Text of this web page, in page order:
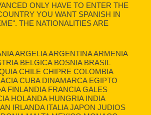
ONLY HAVE TO ENTER THE
YOU WANT SPANISH IN
THE NATIONALITIES ARE
ARGELIA ARGENTINA ARMENIA
BELGICA BOSNIA BRASIL
CHILE CHIPRE COLOMBIA
CUBA DINAMARCA EGIPTO
FINLANDIA FRANCIA GALES
HOLANDA HUNGRIA INDIA
IRLANDA ITALIA JAPON JUDIOS